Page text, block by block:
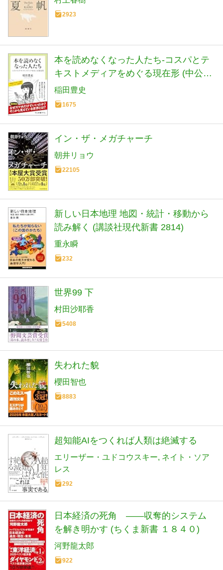
2923
本を読めなくなった人たち-コスパとテ
キストメディアをめぐる現在形 (中公新
書ラクレ 861)
稲田豊史
1675
イン・ザ・メガチャーチ
朝井リョウ
22105
新しい日本地理 地図・統計・移動から
読み解く (講談社現代新書 2814)
重永瞬
232
世界99 下
村田沙耶香
5408
失われた貌
櫻田智也
8883
超知能AIをつくれば人類は絶滅する
エリーザー・ユドコウスキー ネイト・ソア
レス
292
日本経済の死角 ――収奪的システム
を解き明かす (ちくま新書 １８４０)
河野龍太郎
922